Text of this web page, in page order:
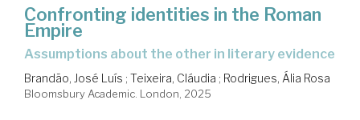
Confronting identities in the Roman
Empire
assumptions about the other in literary evidence
Brandão, José Luís ; Teixeira, Cláudia ; Rodrigues, Ália Rosa
Bloomsbury Academic. London, 2025